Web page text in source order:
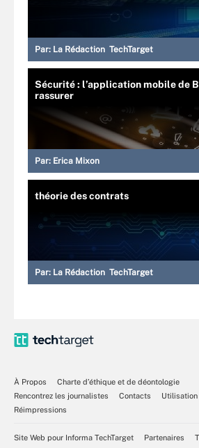
Par: La Rédaction TechTarget
Sécurité : l’application mobile de
rassurer
Par: Erica Mixon
théorie des contrats
Par: La Rédaction TechTarget
À Propos
Charte d’éthique et de déontologie
Rencontrez les journalistes
Contacts
Utilisation
Réimpressions
Site Web pour Informa TechTarget Partenaires